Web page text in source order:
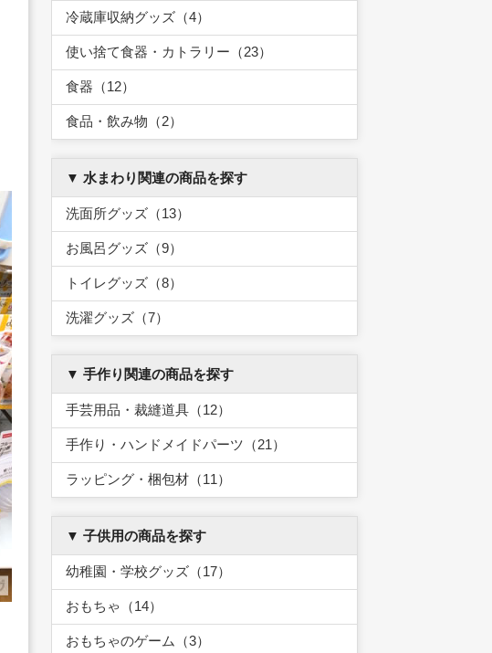
冷蔵庫収納グッズ（4）
使い捨て食器・カトラリー（23）
食器（12）
食品・飲み物（2）
▼ 水まわり関連の商品を探す
洗面所グッズ（13）
お風呂グッズ（9）
トイレグッズ（8）
洗濯グッズ（7）
▼ 手作り関連の商品を探す
手芸用品・裁縫道具（12）
手作り・ハンドメイドパーツ（21）
ラッピング・梱包材（11）
▼ 子供用の商品を探す
幼稚園・学校グッズ（17）
おもちゃ（14）
おもちゃのゲーム（3）